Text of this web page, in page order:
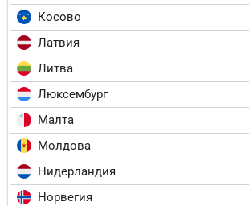
Косово
Латвия
Литва
Люксембург
Малта
Молдова
Нидерландия
Норвегия